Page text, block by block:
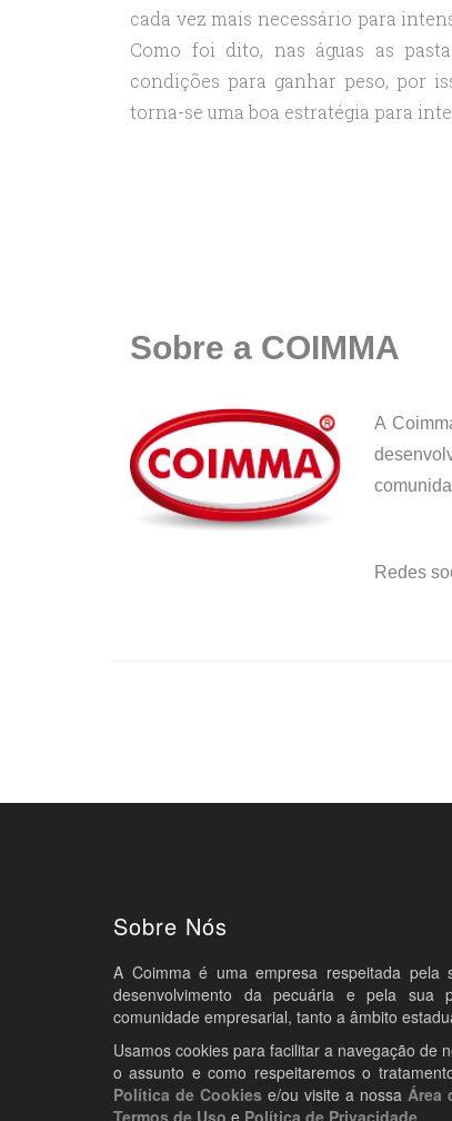
cada vez mais necessário para
Como foi dito, nas águas as
condições para ganhar peso, por
torna-se uma boa estratégia para
Sobre a COIMMA
A
Redes
Sobre Nós
A Coimma é uma empresa respeitada pela
desenvolvimento da pecuária e pela sua
comunidade empresarial, tanto a âmbito
Usamos cookies para facilitar a navegação de
o assunto e como respeitaremos o
Política de Cookies e/ou visite a nossa Área
Termos de Uso e Política de Privacidade